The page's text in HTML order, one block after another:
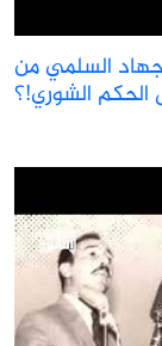
السلمي من
الحكم الشوري!؟